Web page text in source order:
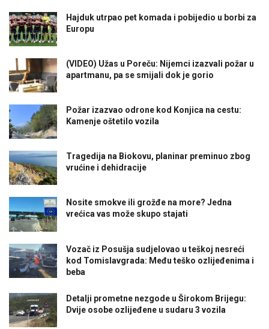
Hajduk utrpao pet komada i pobijedio u borbi za
Europu
(VIDEO) Užas u Poreču: Nijemci izazvali požar u
apartmanu, pa se smijali dok je gorio
Požar izazvao odrone kod Konjica na cestu:
Kamenje oštetilo vozila
Tragedija na Biokovu, planinar preminuo zbog
vrućine i dehidracije
Nosite smokve ili grožđe na more? Jedna
vrećica vas može skupo stajati
Vozač iz Posušja sudjelovao u teškoj nesreći
kod Tomislavgrada: Među teško ozlijeđenima i
beba
Detalji prometne nezgode u Širokom Brijegu:
Dvije osobe ozlijeđene u sudaru 3 vozila